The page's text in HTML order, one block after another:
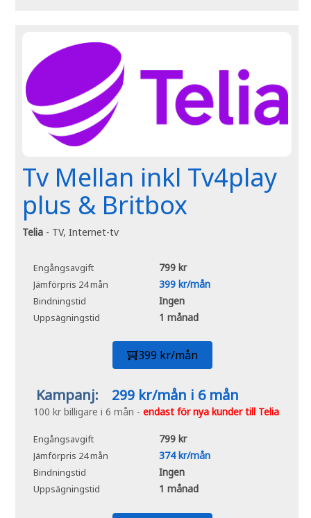
Tv Mellan inkl Tv4play
plus & Britbox
Telia - TV, Internet-tv
Engångsavgift 799 kr
Jämförpris 24 mån 399 kr/mån
Bindningstid Ingen
Uppsägningstid 1 månad
399 kr/mån
Kampanj: 299 kr/mån i 6 mån
100 kr billigare i 6 mån - endast för nya kunder till Telia
Engångsavgift 799 kr
Jämförpris 24 mån 374 kr/mån
Bindningstid Ingen
Uppsägningstid 1 månad